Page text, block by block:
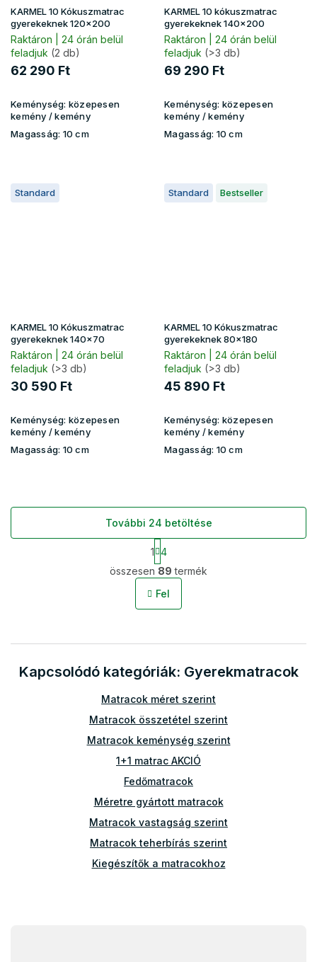
KARMEL 10 Kókuszmatrac
gyerekeknek 120x200
Raktáron | 24 órán belül
feladjuk (2 db)
62 290 Ft
Keménység: közepesen
kemény / kemény
Magasság: 10 cm
KARMEL 10 kókuszmatrac
gyerekeknek 140x200
Raktáron | 24 órán belül
feladjuk (>3 db)
69 290 Ft
Keménység: közepesen
kemény / kemény
Magasság: 10 cm
Standard
KARMEL 10 Kókuszmatrac
gyerekeknek 140x70
Raktáron | 24 órán belül
feladjuk (>3 db)
30 590 Ft
Keménység: közepesen
kemény / kemény
Magasság: 10 cm
Standard Bestseller
KARMEL 10 Kókuszmatrac
gyerekeknek 80x180
Raktáron | 24 órán belül
feladjuk (>3 db)
45 890 Ft
Keménység: közepesen
kemény / kemény
Magasság: 10 cm
L
i
s
r
n
í
á
s
l
e
e
i
További 24 betöltése
L
a
p
o
z
1 4
összesen 89 termék
Fel
Kapcsolódó kategóriák: Gyerekmatracok
Matracok méret szerint
Matracok összetétel szerint
Matracok keménység szerint
1+1 matrac AKCIÓ
Fedőmatracok
Méretre gyártott matracok
Matracok vastagság szerint
Matracok teherbírás szerint
Kiegészítők a matracokhoz